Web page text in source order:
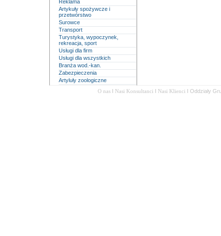
Reklama
Artykuły spożywcze i
przetwórstwo
Surowce
Transport
Turystyka, wypoczynek,
rekreacja, sport
Usługi dla firm
Usługi dla wszystkich
Branża wod.-kan.
Zabezpieczenia
Artyluły zoologiczne
O nas I Nasi Konsultanci I Nasi Klienci I Oddziały